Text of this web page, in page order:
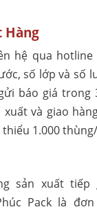
Hàng
hệ qua hotline
số lớp và số
báo giá trong
và giao
1.000
sản xuất tiếp
Pack là